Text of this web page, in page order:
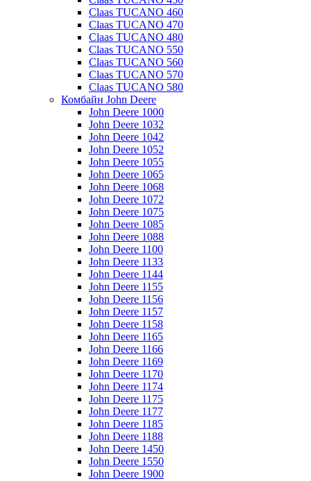
Claas TUCANO 460
Claas TUCANO 470
Claas TUCANO 480
Claas TUCANO 550
Claas TUCANO 560
Claas TUCANO 570
Claas TUCANO 580
Комбайн John Deere
John Deere 1000
John Deere 1032
John Deere 1042
John Deere 1052
John Deere 1055
John Deere 1065
John Deere 1068
John Deere 1072
John Deere 1075
John Deere 1085
John Deere 1088
John Deere 1100
John Deere 1133
John Deere 1144
John Deere 1155
John Deere 1156
John Deere 1157
John Deere 1158
John Deere 1165
John Deere 1166
John Deere 1169
John Deere 1170
John Deere 1174
John Deere 1175
John Deere 1177
John Deere 1185
John Deere 1188
John Deere 1450
John Deere 1550
John Deere 1900